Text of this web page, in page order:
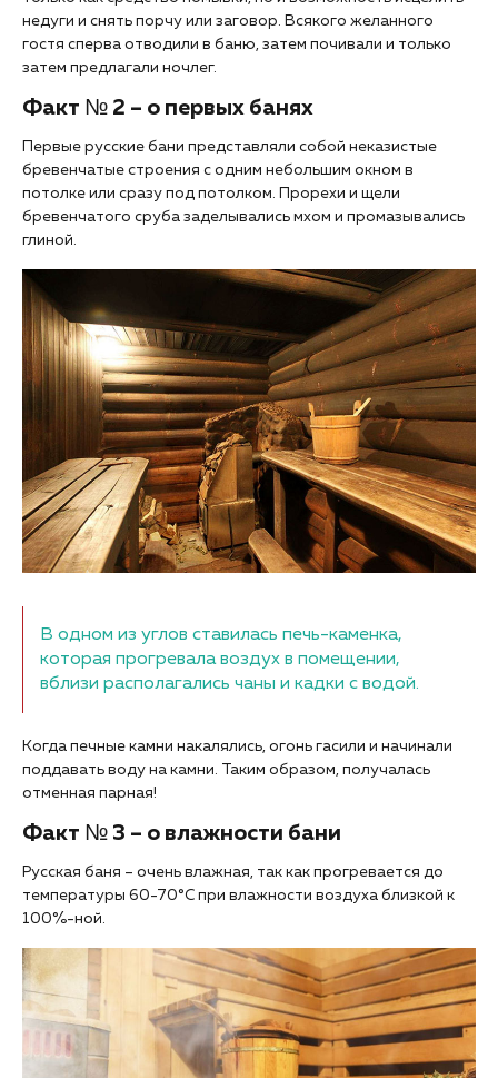
недуги и снять порчу или заговор. Всякого желанного
гостя сперва отводили в баню, затем почивали и только
затем предлагали ночлег.
Факт № 2 – о первых банях
Первые русские бани представляли собой неказистые
бревенчатые строения с одним небольшим окном в
потолке или сразу под потолком. Прорехи и щели
бревенчатого сруба заделывались мхом и промазывались
глиной.
В одном из углов ставилась печь-каменка,
которая прогревала воздух в помещении,
вблизи располагались чаны и кадки с водой.
Когда печные камни накалялись, огонь гасили и начинали
поддавать воду на камни. Таким образом, получалась
отменная парная!
Факт № 3 – о влажности бани
Русская баня – очень влажная, так как прогревается до
температуры 60-70°C при влажности воздуха близкой к
100%-ной.